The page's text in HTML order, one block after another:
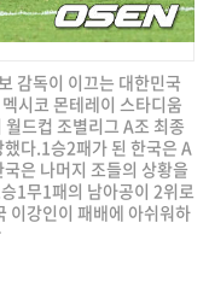
감독이 이끄는 대한민국
시코 몬테레이 스타디움
드컵 조별리그 A조 최종
다.1승2패가 된 한국은 A
은 나머지 조들의 상황을
1무1패의 남아공이 2위로
이강인이 패배에 아쉬워하